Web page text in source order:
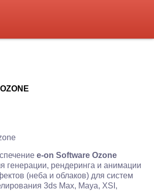
e-on Software Ozone
генерации, рендеринга и анимации
(неба и облаков) для систем
3ds Max, Maya, XSI,